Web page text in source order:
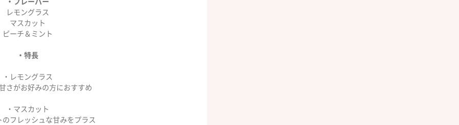
レモングラス
マスカット
ピーチ＆ミント
・特長
・レモングラス
さがお好みの方におすすめ
・マスカット
フレッシュな甘みをプラス